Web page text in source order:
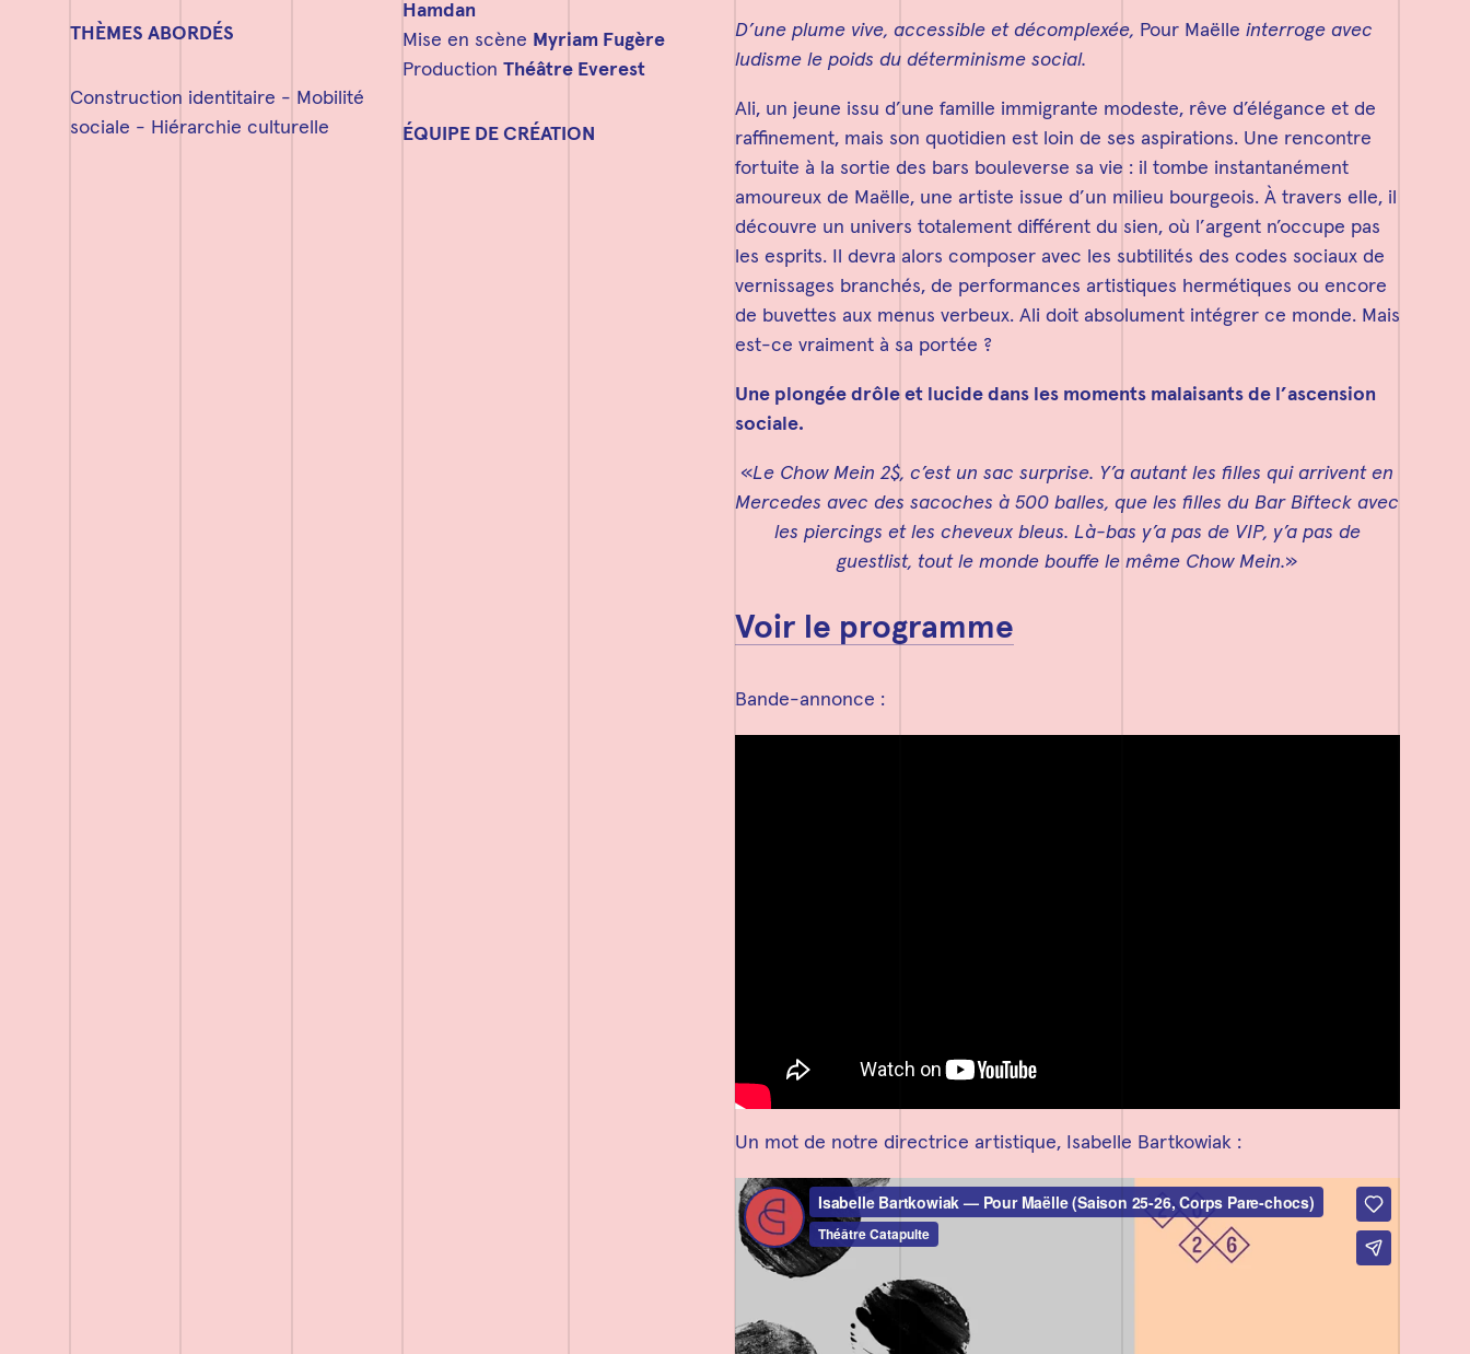
Hamdan
Mise en scène Myriam Fugère
Production Théâtre Everest
ÉQUIPE DE CRÉATION
THÈMES ABORDÉS
Construction identitaire - Mobilité
sociale - Hiérarchie culturelle
D’une plume vive, accessible et décomplexée, Pour Maëlle interroge avec
ludisme le poids du déterminisme social.
Ali, un jeune issu d’une famille immigrante modeste, rêve d’élégance et de
raffinement, mais son quotidien est loin de ses aspirations. Une rencontre
fortuite à la sortie des bars bouleverse sa vie : il tombe instantanément
amoureux de Maëlle, une artiste issue d’un milieu bourgeois. À travers elle, il
découvre un univers totalement différent du sien, où l’argent n’occupe pas
les esprits. Il devra alors composer avec les subtilités des codes sociaux de
vernissages branchés, de performances artistiques hermétiques ou encore
de buvettes aux menus verbeux. Ali doit absolument intégrer ce monde. Mais
est-ce vraiment à sa portée ?
Une plongée drôle et lucide dans les moments malaisants de l’ascension
sociale.
«Le Chow Mein 2$, c’est un sac surprise. Y’a autant les filles qui arrivent en
Mercedes avec des sacoches à 500 balles, que les filles du Bar Bifteck avec
les piercings et les cheveux bleus. Là-bas y’a pas de VIP, y’a pas de
guestlist, tout le monde bouffe le même Chow Mein.»
Voir le programme
Bande-annonce :
Un mot de notre directrice artistique, Isabelle Bartkowiak :